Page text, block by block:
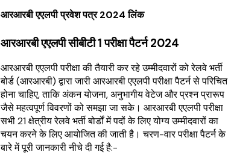
आरआरबी एएलपी प्रवेश पत्र 2024 लिंक
आरआरबी एएलपी सीबीटी 1 परीक्षा पैटर्न 2024
आरआरबी एएलपी परीक्षा की तैयारी कर रहे उम्मीदवारों को रेलवे भर्ती
बोर्ड (आरआरबी) द्वारा जारी आरआरबी एएलपी परीक्षा पैटर्न से परिचित
होना चाहिए, ताकि अंकन योजना, अनुभागीय वेटेज और प्रश्न प्रारूप
जैसे महत्वपूर्ण विवरणों को समझा जा सके। आरआरबी एएलपी परीक्षा
सभी 21 क्षेत्रीय रेलवे भर्ती बोर्डों में पदों के लिए योग्य उम्मीदवारों का
चयन करने के लिए आयोजित की जाती है। चरण-वार परीक्षा पैटर्न के
बारे में पूरी जानकारी नीचे दी गई है:-